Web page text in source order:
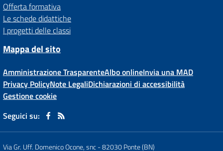
Offerta formativa
Le schede didattiche
I progetti delle classi
Mappa del sito
Amministrazione TrasparenteAlbo onlineInvia una MAD
Privacy PolicyNote LegaliDichiarazioni di accessibilità
Gestione cookie
Seguici su:
Via Gr. Uff. Domenico Ocone, snc-82030 Ponte (BN)